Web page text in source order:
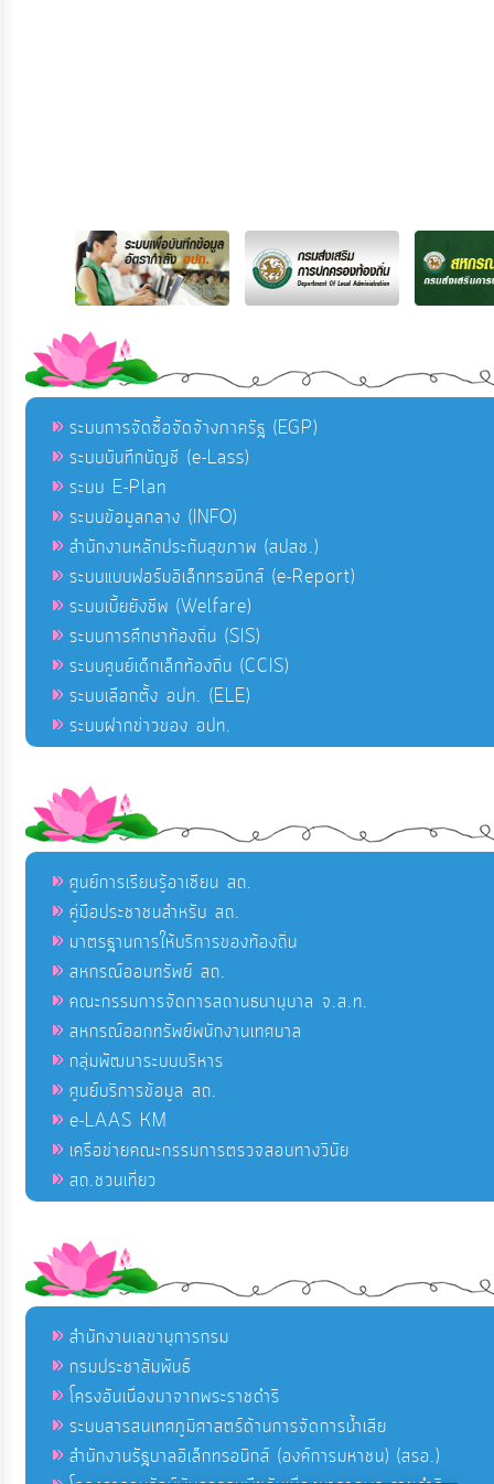
ระบบการจัดซื้อจัดจ้างภาครัฐ (EGP)
ระบบบันทึกบัญชี (e-Lass)
ระบบ E-Plan
ระบบข้อมูลกลาง (INFO)
สำนักงานหลักประกันสุขภาพ (สปสช.)
ระบบแบบฟอร์มอิเล็กทรอนิกส์ (e-Report)
ระบบเบี้ยยังชีพ (Welfare)
ระบบการศึกษาท้องถิ่น (SIS)
ระบบศูนย์เด็กเล็กท้องถิ่น (CCIS)
ระบบเลือกตั้ง อปท. (ELE)
ระบบฝากข่าวของ อปท.
ศูนย์การเรียนรู้อาเซียน สถ.
คู่มือประชาชนสำหรับ สถ.
มาตรฐานการให้บริการของท้องถิ่น
สหกรณ์ออมทรัพย์ สถ.
คณะกรรมการจัดการสถานธนานุบาล จ.ส.ท.
สหกรณ์ออกทรัพย์พนักงานเทศบาล
กลุ่มพัฒนาระบบบริหาร
ศูนย์บริการข้อมูล สถ.
e-LAAS KM
เครือข่ายคณะกรรมการตรวจสอบทางวินัย
สถ.ชวนเที่ยว
สำนักงานเลขานุการกรม
กรมประชาสัมพันธ์
โครงอันเนื่องมาจากพระราชดำริ
ระบบสารสนเทศภูมิศาสตร์ด้านการจัดการน้ำเสีย
สำนักงานรัฐบาลอิเล็กทรอนิกส์ (องค์การมหาชน) (สรอ.)